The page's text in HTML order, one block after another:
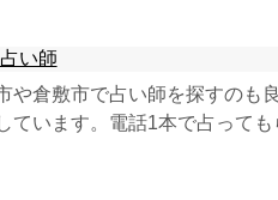
い師
や倉敷市で占い師を探すのも
ています。電話1本で占っても